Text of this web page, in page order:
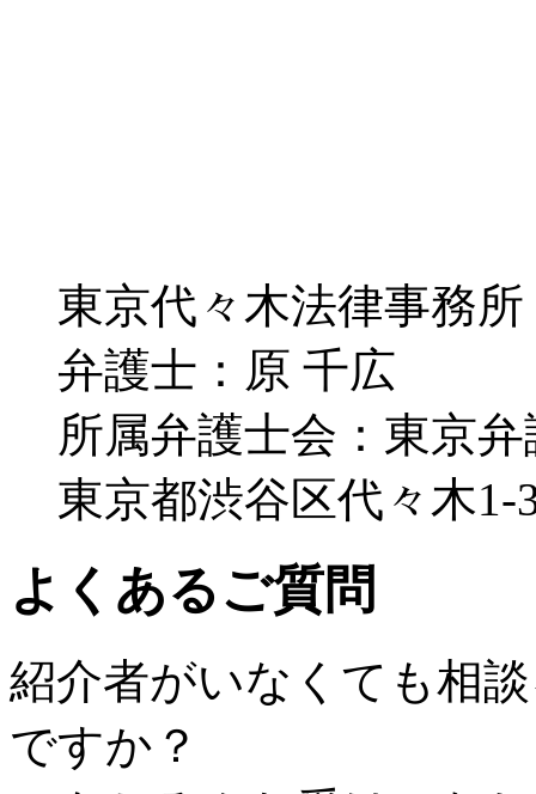
東京代々木法律事務所
弁護士：原 千広
所属弁護士会：東京
東京都渋谷区代々木1-
よくあるご質問
紹介者がいなくても相
ですか？